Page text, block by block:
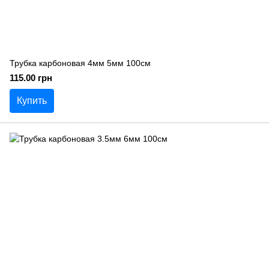
Трубка карбоновая 4мм 5мм 100см
115.00 грн
Купить